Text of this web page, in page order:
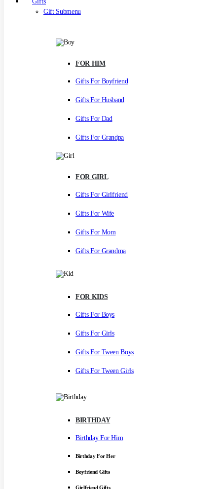
Gift Submenu
FOR HIM
Gifts For Boyfriend
Gifts For Husband
Gifts For Dad
Gifts For Grandpa
FOR GIRL
Gifts For Girlfriend
Gifts For Wife
Gifts For Mom
Gifts For Grandma
FOR KIDS
Gifts For Boys
Gifts For Girls
Gifts For Tween Boys
Gifts For Tween Girls
BIRTHDAY
Birthday For Him
Birthday For Her
Boyfriend Gifts
Girlfriend Gifts